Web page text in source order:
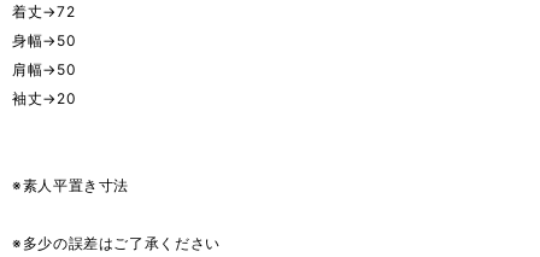
着丈→72
身幅→50
肩幅→50
袖丈→20
※素人平置き寸法
※多少の誤差はご了承ください